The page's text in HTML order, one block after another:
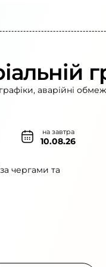
аварійні
на завтра
10.08.26
за чергами та